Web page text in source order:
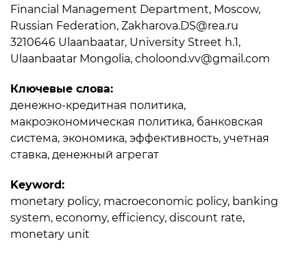
Financial Management Department, Moscow,
Russian Federation, Zakharova.DS@rea.ru
3210646 Ulaanbaatar, University Street h.1,
Ulaanbaatar Mongolia, choloond.vv@gmail.com
Ключевые слова:
денежно-кредитная политика,
макроэкономическая политика, банковская
система, экономика, эффективность, учетная
ставка, денежный агрегат
Keyword:
monetary policy, macroeconomic policy, banking
system, economy, efficiency, discount rate,
monetary unit